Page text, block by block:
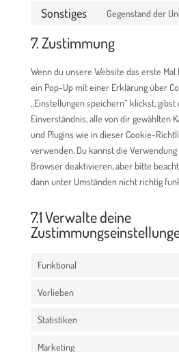
Sonstiges Gegenstand der
7. Zustimmung
Wenn du unsere Website das erste
ein Pop-Up mit einer Erklärung über
„Einstellungen speichern“ klickst, gibst
Einverständnis, alle von dir gewählten
und Plugins wie in dieser Cookie-
verwenden. Du kannst die
Browser deaktivieren, aber bitte
dann unter Umständen nicht richtig
7.1 Verwalte deine
Funktional
Vorlieben
Statistiken
Marketing